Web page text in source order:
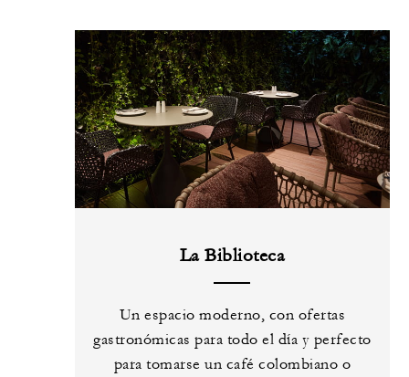
La Biblioteca
Un espacio moderno, con ofertas
gastronómicas para todo el día y perfecto
para tomarse un café colombiano o